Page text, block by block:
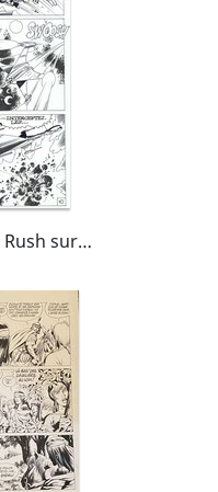
Mitton, Mikros#4, Rush sur la Ruche, planche n°10, Mustang#57, 1980.